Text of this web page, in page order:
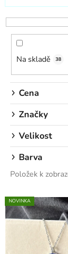
z
e
o
d
k
ů
Na skladě 38
Cena
Značky
Velikost
Barva
Položek k
V
ý
p
NOVINKA